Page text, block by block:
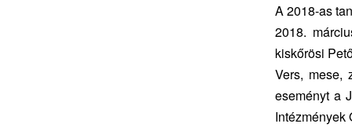
A 2018-as
2018.
kiskőrösi
Vers, mese,
eseményt a
Intézmények